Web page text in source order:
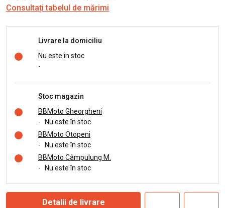
Consultați tabelul de mărimi
Livrare la domiciliu
Nu este în stoc
-
Stoc magazin
BBMoto Gheorgheni
-
Nu este în stoc
BBMoto Otopeni
-
Nu este în stoc
BBMoto Câmpulung M.
-
Nu este în stoc
Detalii de livrare